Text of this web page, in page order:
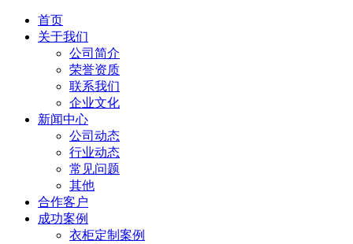
首页
关于我们
公司简介
荣誉资质
联系我们
企业文化
新闻中心
公司动态
行业动态
常见问题
其他
合作客户
成功案例
衣柜定制案例